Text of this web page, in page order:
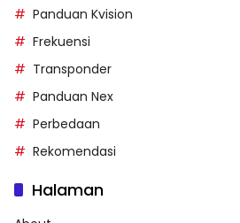
Panduan Kvision
Frekuensi
Transponder
Panduan Nex
Perbedaan
Rekomendasi
Halaman